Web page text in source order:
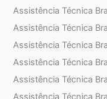
Assistência Técnica
Assistência Técnica
Assistência Técnica
Assistência Técnica
Assistência Técnica